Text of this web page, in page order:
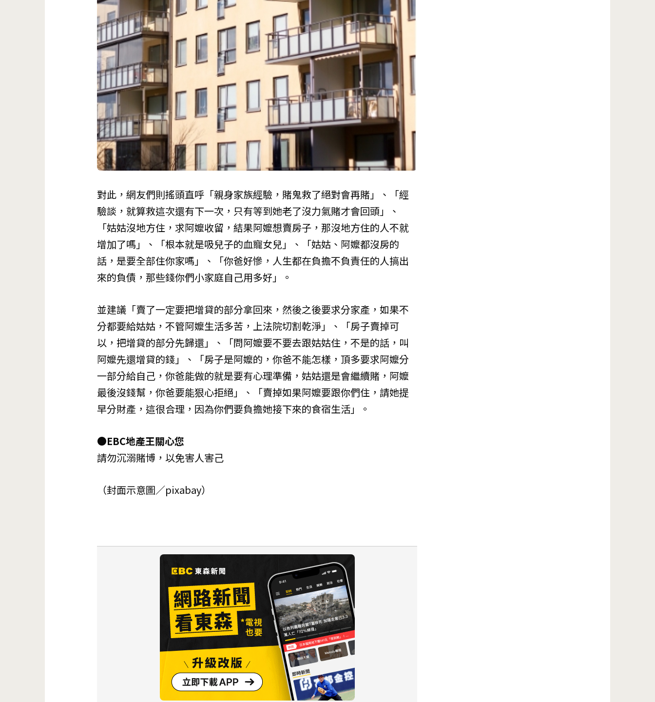
對此，網友們則搖頭直呼「親身家族經驗，賭鬼救了絕對會再賭」、「經
驗談，就算救這次還有下一次，只有等到她老了沒力氣賭才會回頭」、
「姑姑沒地方住，求阿嬤收留，結果阿嬤想賣房子，那沒地方住的人不就
增加了嗎」、「根本就是吸兒子的血寵女兒」、「姑姑、阿嬤都沒房的
話，是要全部住你家嗎」、「你爸好慘，人生都在負擔不負責任的人搞出
來的負債，那些錢你們小家庭自己用多好」。
並建議「賣了一定要把增貸的部分拿回來，然後之後要求分家產，如果不
分都要給姑姑，不管阿嬤生活多苦，上法院切割乾淨」、「房子賣掉可
以，把增貸的部分先歸還」、「問阿嬤要不要去跟姑姑住，不是的話，叫
阿嬤先還增貸的錢」、「房子是阿嬤的，你爸不能怎樣，頂多要求阿嬤分
一部分給自己，你爸能做的就是要有心理準備，姑姑還是會繼續賭，阿嬤
最後沒錢幫，你爸要能狠心拒絕」、「賣掉如果阿嬤要跟你們住，請她提
早分財產，這很合理，因為你們要負擔她接下來的食宿生活」。
●EBC地產王關心您
請勿沉溺賭博，以免害人害己
（封面示意圖／pixabay）